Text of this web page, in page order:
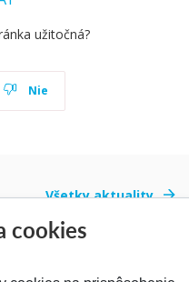
užitočná?
Nie
Všetky aktuality
cookies